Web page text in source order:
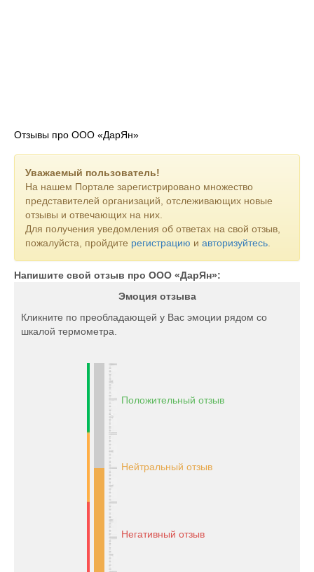
Отзывы про ООО «ДарЯн»
Уважаемый пользователь!
На нашем Портале зарегистрировано множество
представителей организаций, отслеживающих новые
отзывы и отвечающих на них.
Для получения уведомления об ответах на свой отзыв,
пожалуйста, пройдите регистрацию и авторизуйтесь
Напишите свой отзыв про ООО «ДарЯн»:
Эмоция отзыва
Кликните по преобладающей у Вас эмоции рядом со
шкалой термометра.
Положительный отзыв
Нейтральный отзыв
Негативный отзыв